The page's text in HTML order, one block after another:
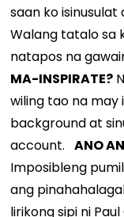
saan ko
Walang tatalo sa
natapos na
MA-INSPIRATE?
wiling tao na
background at
account.ANO
Imposibleng
ang
lirikong sipi ni